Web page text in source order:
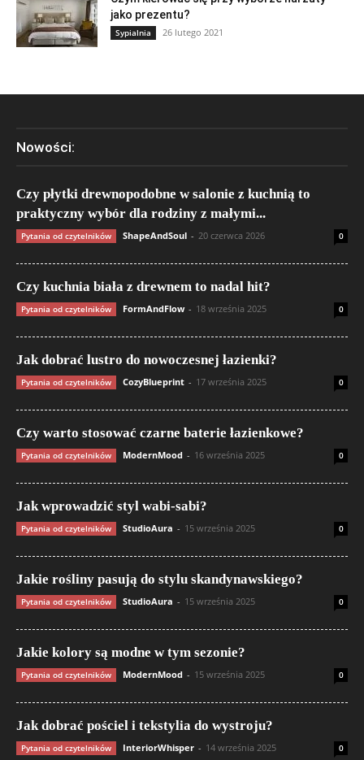
jako prezentu?
Sypialnia 26 lutego 2021
Nowości:
Czy płytki drewnopodobne w salonie z kuchnią to
praktyczny wybór dla rodziny z małymi...
Pytania od czytelników ShapeAndSoul - 20 czerwca 2026 0
Czy kuchnia biała z drewnem to nadal hit?
Pytania od czytelników FormAndFlow - 18 września 2025 0
Jak dobrać lustro do nowoczesnej łazienki?
Pytania od czytelników CozyBlueprint - 17 września 2025 0
Czy warto stosować czarne baterie łazienkowe?
Pytania od czytelników ModernMood - 16 września 2025 0
Jak wprowadzić styl wabi-sabi?
Pytania od czytelników StudioAura - 15 września 2025 0
Jakie rośliny pasują do stylu skandynawskiego?
Pytania od czytelników StudioAura - 15 września 2025 0
Jakie kolory są modne w tym sezonie?
Pytania od czytelników ModernMood - 15 września 2025 0
Jak dobrać pościel i tekstylia do wystroju?
Pytania od czytelników InteriorWhisper - 14 września 2025 0